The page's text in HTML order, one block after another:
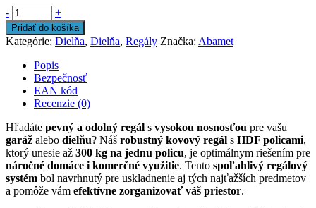
- +
Pridať do košíka
Kategórie: Dielňa, Dielňa, Regály Značka: Abamet
Popis
Bezpečnosť
EAN kód
Recenzie (0)
Hľadáte pevný a odolný regál s vysokou nosnosťou pre vašu
garáž alebo dielňu? Náš robustný kovový regál s HDF policami,
ktorý unesie až 300 kg na jednu policu, je optimálnym riešením pre
náročné domáce i komerčné využitie. Tento spoľahlivý regálový
systém bol navrhnutý pre uskladnenie aj tých najťažších predmetov
a pomôže vám efektívne zorganizovať váš priestor.